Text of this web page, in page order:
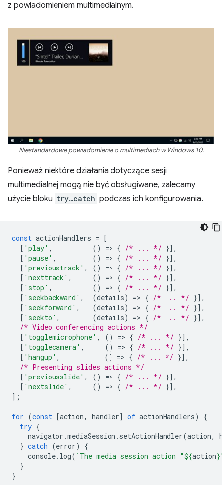
z powiadomieniem multimedialnym.
Niestandardowe powiadomienie o multimediach w Windows 10.
Ponieważ niektóre działania dotyczące sesji
multimedialnej mogą nie być obsługiwane, zalecamy
użycie bloku try…catch podczas ich konfigurowania.
const actionHandlers =
[
[ 'play' , () => { /* ... */ }],
[ 'pause' , () => { /* ... */ }],
[ 'previoustrack' , () => { /* ... */ }],
[ 'nexttrack' , () => { /* ... */ }],
[ 'stop' , () => { /* ... */ }],
[ 'seekbackward' , (details) => { /* ... */ }],
[ 'seekforward' , (details) => { /* ... */ }],
[ 'seekto' , (details) => { /* ... */ }],
/* Video conferencing actions */
[ 'togglemicrophone' , () => { /* ... */ }],
[ 'togglecamera' , () => { /* ... */ }],
[ 'hangup' , () => { /* ... */ }],
/* Presenting slides actions */
[ 'previousslide' , () => { /* ... */ }],
[ 'nextslide' , () => { /* ... */ }],
];
for (const [action, handler] of actionHandlers)
{
try {
navigator .mediaSession . setActionHandler(action,
} catch (error)
{
console. log( `The media session action "${action}
}
}